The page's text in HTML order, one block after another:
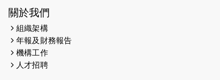
2026-05-28
2026-05-22
2026-05-21
關於我們
組織架構
年報及財務報告
機構工作
人才招聘